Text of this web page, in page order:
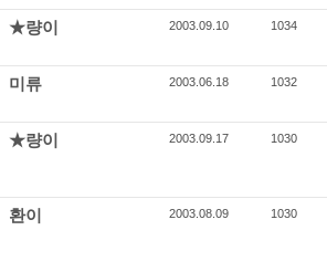
★량이 2003.09.10 1034
미류 2003.06.18 1032
★량이 2003.09.17 1030
환이 2003.08.09 1030